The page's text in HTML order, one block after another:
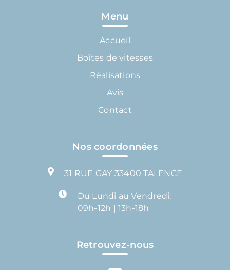
Menu
Accueil
Boîtes de vitesses
Réalisations
Avis
Contact
Nos coordonnées
31 RUE GAY 33400 TALENCE
Du Lundi au Vendredi:
09h-12h | 13h-18h
Retrouvez-nous